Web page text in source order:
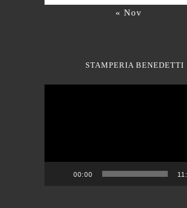
« Nov
STAMPERIA BENEDETTI
00:00